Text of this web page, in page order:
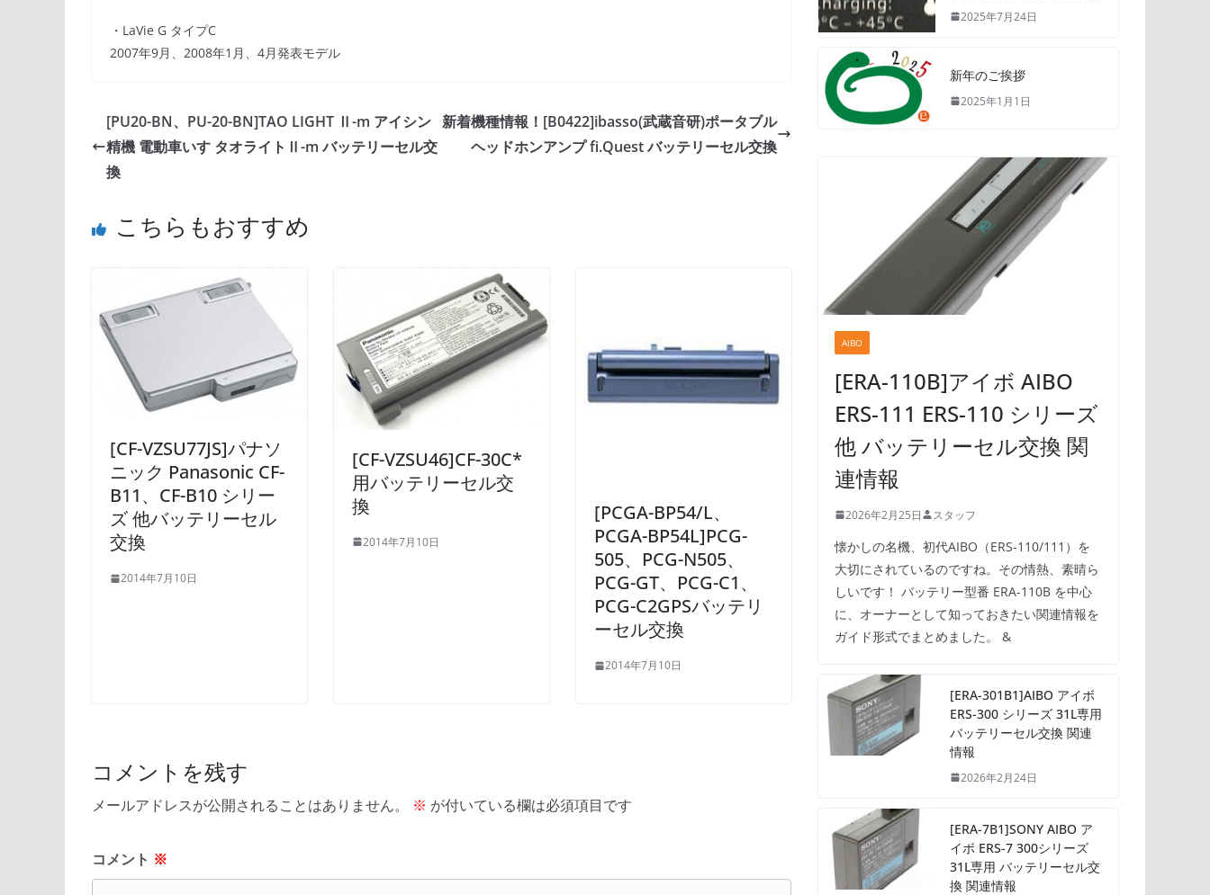
・LaVie G タイプC
2007年9月、2008年1月、4月発表モデル
[PU20-BN、PU-20-BN]TAO LIGHT Ⅱ-m アイシン
精機 電動車いす タオライトⅡ-m バッテリーセル交
換
新着機種情報！[B0422]ibasso(武蔵音研)ポータブル
ヘッドホンアンプ fi.Quest バッテリーセル交換
こちらもおすすめ
[CF-VZSU77JS]パナソ
ニック Panasonic CF-
B11、CF-B10 シリー
ズ 他バッテリーセル
交換
2014年7月10日
[CF-VZSU46]CF-30C*
用バッテリーセル交
換
2014年7月10日
[PCGA-BP54/L、
PCGA-BP54L]PCG-
505、PCG-N505、
PCG-GT、PCG-C1、
PCG-C2GPSバッテリ
ーセル交換
2014年7月10日
コメントを残す
メールアドレスが公開されることはありません。 ※ が付いている欄は必須項目です
コメント ※
2025年7月24日
新年のご挨拶
2025年1月1日
AIBO
[ERA-110B]アイボ AIBO
ERS-111 ERS-110 シリーズ
他 バッテリーセル交換 関
連情報
2026年2月25日 スタッフ
懐かしの名機、初代AIBO（ERS-110/111）を
大切にされているのですね。その情熱、素晴ら
しいです！ バッテリー型番 ERA-110B を中心
に、オーナーとして知っておきたい関連情報を
ガイド形式でまとめました。 &
[ERA-301B1]AIBO アイボ
ERS-300 シリーズ 31L専用
バッテリーセル交換 関連
情報
2026年2月24日
[ERA-7B1]SONY AIBO ア
イボ ERS-7 300シリーズ
31L専用 バッテリーセル交
換 関連情報